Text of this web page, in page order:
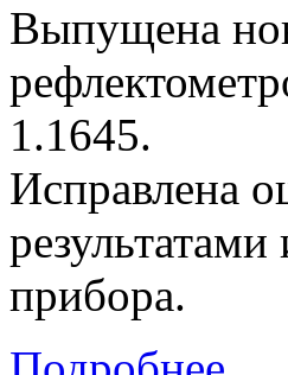
Выпущена
1.1645.
Исправлена
прибора.